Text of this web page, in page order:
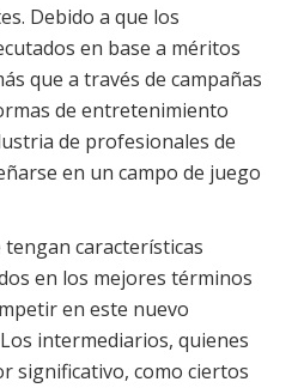
Debido a que los
en base a méritos
que a través de campañas
de entretenimiento
de profesionales de
en un campo de juego
características
en los mejores términos
en este nuevo
intermediarios, quienes
significativo, como ciertos